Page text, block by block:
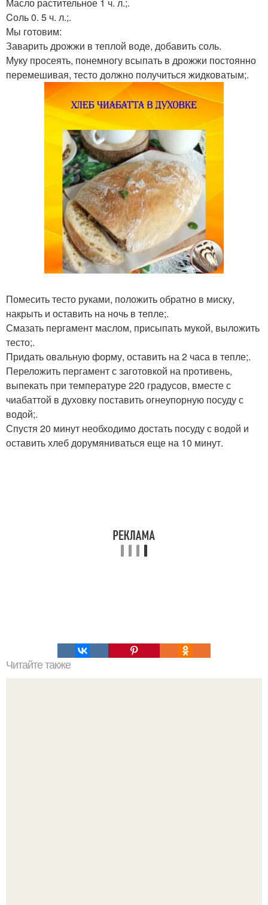
Cоль 0. 5 ч. л.;.
Мы готовим:
Заварить дрожжи в теплой воде, добавить соль.
Муку просеять, понемногу всыпать в дрожжи постоянно
перемешивая, тесто должно получиться жидковатым;.
Помесить тесто руками, положить обратно в миску,
накрыть и оставить на ночь в тепле;.
Смазать пергамент маслом, присыпать мукой, выложить
тесто;.
Придать овальную форму, оставить на 2 часа в тепле;.
Переложить пергамент с заготовкой на противень,
выпекать при температуре 220 градусов, вместе с
чиабаттой в духовку поставить огнеупорную посуду с
водой;.
Спустя 20 минут необходимо достать посуду с водой и
оставить хлеб дорумяниваться еще на 10 минут.
Читайте также